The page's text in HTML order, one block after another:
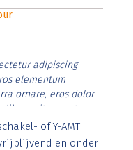
adipiscing
elementum
ornare, eros dolor
libero vitae erat.
id rutrum lorem
posuere.
of Y-AMT
en onder